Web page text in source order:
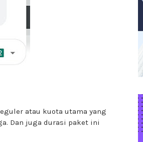
atau kuota utama yang
Dan juga durasi paket ini